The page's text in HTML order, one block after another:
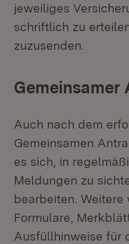
jeweiliges
schriftlich zu
zuzusenden.
Gemeinsamer
Auch nach dem
Gemeinsamen
es sich, in
Meldungen zu
bearbeiten. Weitere
Formulare,
Ausfüllhinweise für